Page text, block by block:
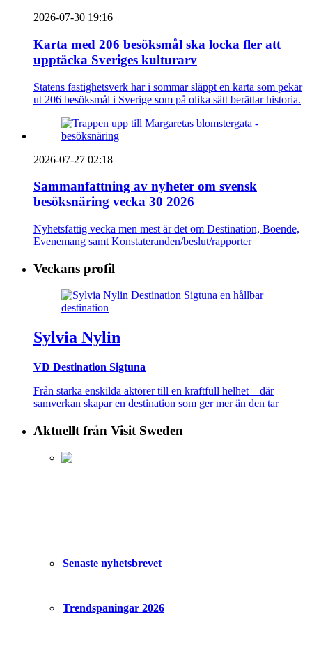
2026-07-30 19:16
Karta med 206 besöksmål ska locka fler att
upptäcka Sveriges kulturarv
Statens fastighetsverk har i sommar släppt en karta som pekar
ut 206 besöksmål i Sverige som på olika sätt berättar historia.
2026-07-27 02:18
Sammanfattning av nyheter om svensk
besöksnäring vecka 30 2026
Nyhetsfattig vecka men mest är det om Destination, Boende,
Evenemang samt Konstateranden/beslut/rapporter
Veckans profil
Sylvia Nylin
VD Destination Sigtuna
Från starka enskilda aktörer till en kraftfull helhet – där
samverkan skapar en destination som ger mer än den tar
Aktuellt från Visit Sweden
Senaste nyhetsbrevet
Trendspaningar 2026